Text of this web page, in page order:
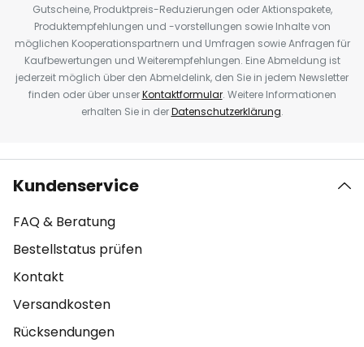
Gutscheine, Produktpreis-Reduzierungen oder Aktionspakete,
Produktempfehlungen und -vorstellungen sowie Inhalte von
möglichen Kooperationspartnern und Umfragen sowie Anfragen für
Kaufbewertungen und Weiterempfehlungen. Eine Abmeldung ist
jederzeit möglich über den Abmeldelink, den Sie in jedem Newsletter
finden oder über unserKontaktformular. Weitere Informationen
erhalten Sie in derDatenschutzerklärung.
Kundenservice
FAQ & Beratung
Bestellstatus prüfen
Kontakt
Versandkosten
Rücksendungen